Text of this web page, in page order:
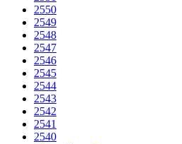
2550
2549
2548
2547
2546
2545
2544
2543
2542
2541
2540